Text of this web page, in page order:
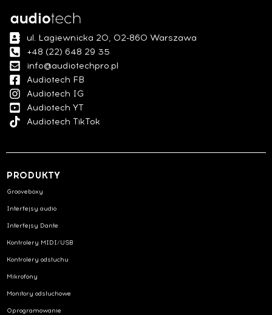
ul. Łagiewnicka 20, 02-860 Warszawa
+48 (22) 648 29 35
info@audiotechpro.pl
Audiotech FB
Audiotech IG
Audiotech YT
Audiotech TikTok
PRODUKTY
Grooveboxy
Interfejsy audio
Interfejsy Dante
Kontrolery MIDI/USB
Kontrolery odsłuchu
Mikrofony
Monitory odsłuchowe
Oprogramowanie